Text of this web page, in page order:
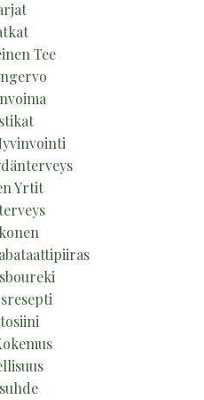
Tee
Yrtit